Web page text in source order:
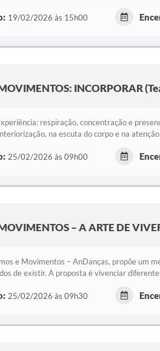
19/02/2026 às 15h00
INCORPORAR
respiração, concentração e
na escuta do corpo e na
25/02/2026 às 09h00
– A ARTE DE
e Movimentos – AnDanças, propõe um
de existir. A proposta é vivenciar
25/02/2026 às 09h30